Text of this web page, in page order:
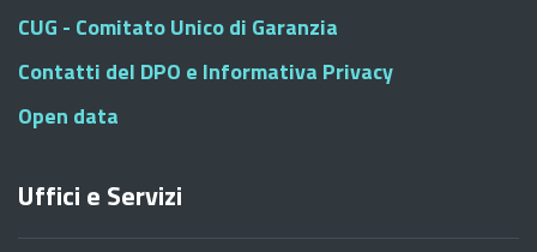
CUG - Comitato Unico di Garanzia
Contatti del DPO e Informativa Privacy
Open data
Uffici e Servizi